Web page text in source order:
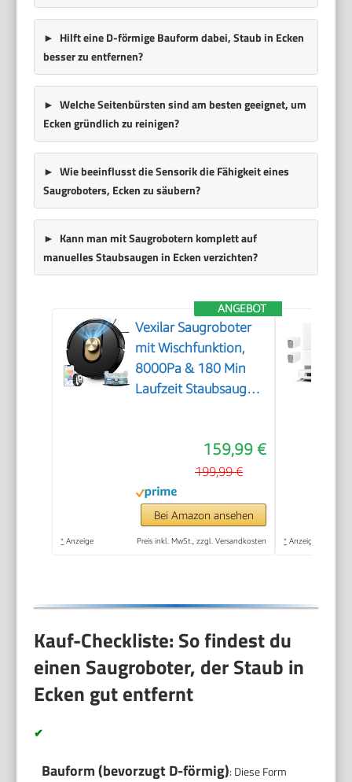
Hilft eine D-förmige Bauform dabei, Staub in Ecken
besser zu entfernen?
Welche Seitenbürsten sind am besten geeignet, um
Ecken gründlich zu reinigen?
Wie beeinflusst die Sensorik die Fähigkeit eines
Saugroboters, Ecken zu säubern?
Kann man mit Saugrobotern komplett auf
manuelles Staubsaugen in Ecken verzichten?
ANGEBOT
Vexilar Saugroboter
mit Wischfunktion,
8000Pa & 180 Min
Laufzeit Staubsauger
No-Go-Zonen,
App/Alexa/iWatch
Steuerung, Ideal für
Tierhaare Teppiche
159,99 €
199,99 €
Bei Amazon ansehen
* Anzeige Preis inkl. MwSt., zzgl. Versandkosten * Anzeige
Kauf-Checkliste: So findest du
einen Saugroboter, der Staub in
Ecken gut entfernt
✔
Bauform (bevorzugt D-förmig): Diese Form